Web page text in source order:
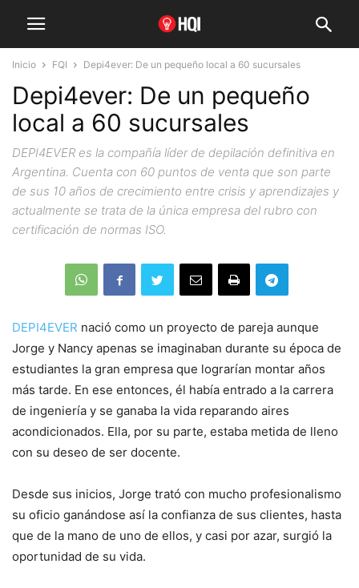
Inicio FQI Depi4ever: De un pequeño local a 60 sucursales
Depi4ever: De un pequeño
local a 60 sucursales
DEPI4EVER es la compañía líder de depilación definitiva en
Argentina. Cuenta con 60 puntos de venta que son parte
de sus 10 años de crecimiento entre crisis y aprendizajes y
actualmente se trata de la única empresa del rubro con
certificación de normas ISO.
DEPI4EVER nació como un proyecto de pareja aunque
Jorge y Nancy apenas se imaginaban durante su época de
estudiantes la gran empresa que lograrían montar años
más tarde. En ese entonces, él había entrado a la carrera
de ingeniería y se ganaba la vida reparando aires
acondicionados. Ella, por su parte, estaba metida de lleno
con su deseo de ser docente.
Desde sus inicios, Jorge trató con mucho profesionalismo
su oficio ganándose así la confianza de sus clientes, hasta
que de la mano de uno de ellos, y casi por azar, surgió la
oportunidad de su vida.